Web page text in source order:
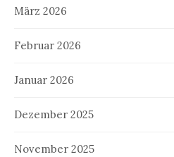
März 2026
Februar 2026
Januar 2026
Dezember 2025
November 2025